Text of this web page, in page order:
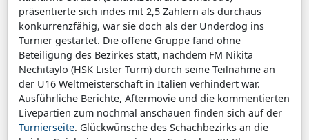
präsentierte sich indes mit 2,5 Zählern als durchaus
konkurrenzfähig, war sie doch als der Underdog ins
Turnier gestartet. Die offene Gruppe fand ohne
Beteiligung des Bezirkes statt, nachdem FM Nikita
Nechitaylo (HSK Lister Turm) durch seine Teilnahme an
der U16 Weltmeisterschaft in Italien verhindert war.
Ausführliche Berichte, Aftermovie und die kommentierten
Livepartien zum nochmal anschauen finden sich auf der
Turnierseite. Glückwünsche des Schachbezirks an die